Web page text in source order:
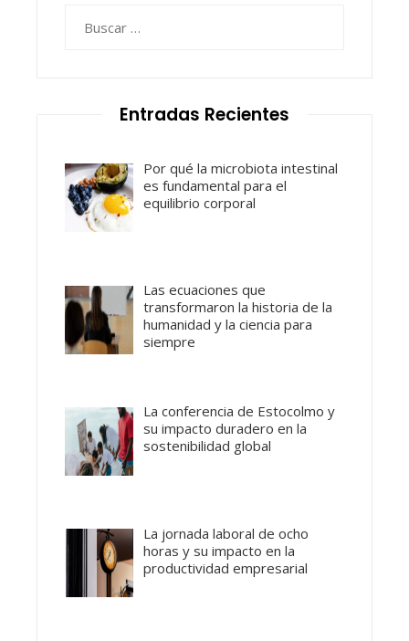
Entradas Recientes
Por qué la microbiota intestinal
es fundamental para el
equilibrio corporal
Las ecuaciones que
transformaron la historia de la
humanidad y la ciencia para
siempre
La conferencia de Estocolmo y
su impacto duradero en la
sostenibilidad global
La jornada laboral de ocho
horas y su impacto en la
productividad empresarial